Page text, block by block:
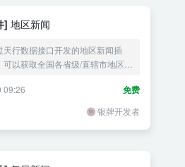
] 地区新闻
天行数据接口开发的地区新闻插
可以获取全国各省级/直辖市地区新
免费
09:26
银牌开发者